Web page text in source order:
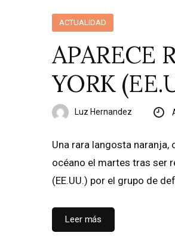
ACTUALIDAD
APARECE
YORK
Luz Hernandez
Una rara langosta
océano el martes tras ser
(EE.UU.) por el grupo de
Leer más